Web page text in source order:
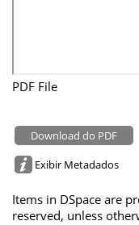
PDF File
Download do PDF
Exibir Metadados
Items in DSpace are
reserved, unless